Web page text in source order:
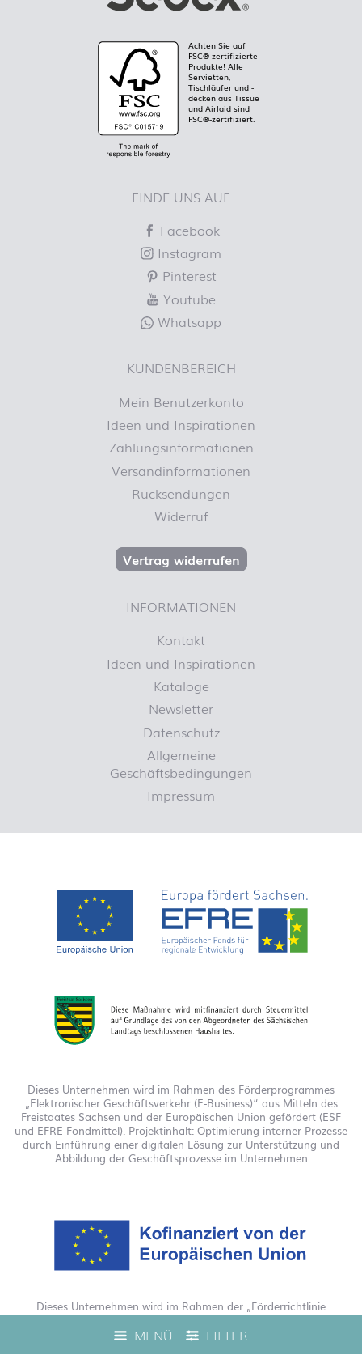
MENÜ FILTER
Achten Sie auf
FSC®-zertifizierte
Produkte! Alle
Servietten,
Tischläufer und -
decken aus Tissue
und Airlaid sind
FSC®-zertifiziert.
FINDE UNS AUF
Facebook
Instagram
Pinterest
Youtube
Whatsapp
KUNDENBEREICH
Mein Benutzerkonto
Ideen und Inspirationen
Zahlungsinformationen
Versandinformationen
Rücksendungen
Widerruf
Vertrag widerrufen
INFORMATIONEN
Kontakt
Ideen und Inspirationen
Kataloge
Newsletter
Datenschutz
Allgemeine
Geschäftsbedingungen
Impressum
Dieses Unternehmen wird im Rahmen des Förderprogrammes
„Elektronischer Geschäftsverkehr (E-Business)“ aus Mitteln des
Freistaates Sachsen und der Europäischen Union gefördert (ESF
und EFRE-Fondmittel). Projektinhalt: Optimierung interner Prozesse
durch Einführung einer digitalen Lösung zur Unterstützung und
Abbildung der Geschäftsprozesse im Unternehmen
Dieses Unternehmen wird im Rahmen der „Förderrichtlinie
Digitalisierung Zuschuss EFRE 2021 bis 2027“ gefördert. Hierdurch
wurde eine Live-Produktberatung auf unserem Webshop